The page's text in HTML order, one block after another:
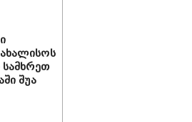
სამხრეთ
შუა